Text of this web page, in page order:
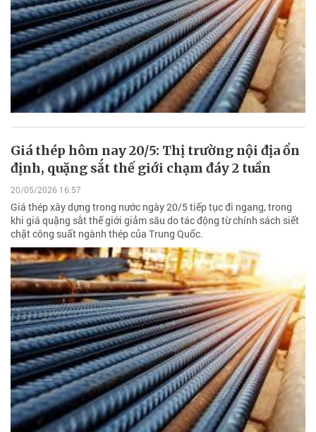
Giá thép hôm nay 20/5: Thị trường nội địa ổn
định, quặng sắt thế giới chạm đáy 2 tuần
20/05/2026 16:57
Giá thép xây dựng trong nước ngày 20/5 tiếp tục đi ngang, trong
khi giá quặng sắt thế giới giảm sâu do tác động từ chính sách siết
chặt công suất ngành thép của Trung Quốc.